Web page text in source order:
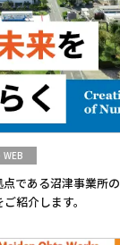
WEB
である沼津事業所
紹介します。